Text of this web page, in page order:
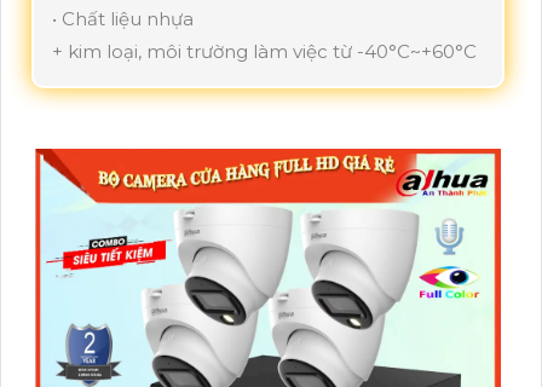
• Chất liệu nhựa
+ kim loại, môi trường làm việc từ -40°C~+60°C